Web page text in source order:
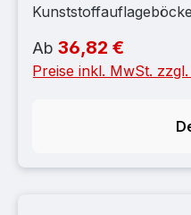
M8x40mm, grobes
Kopfpl. 95 x 120mm /
Regulärer Preis:
Ab 36,82 €
Preise inkl. MwSt.